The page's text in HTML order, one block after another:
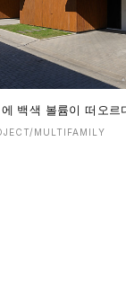
백색 볼륨이 떠오
MULTIFAMILY